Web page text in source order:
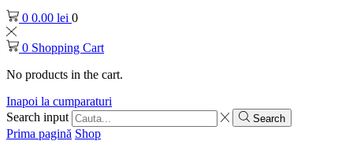
0 0.00 lei 0
0 Shopping Cart
No products in the cart.
Inapoi la cumparaturi
Search input
Search
Prima pagină Shop